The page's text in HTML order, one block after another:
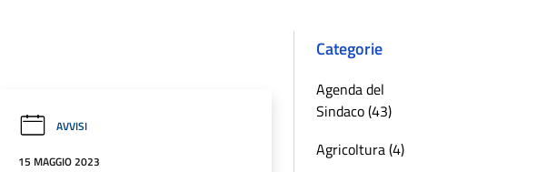
AVVISI
15 MAGGIO 2023
Categorie
Agenda del
Sindaco (43)
Agricoltura (4)